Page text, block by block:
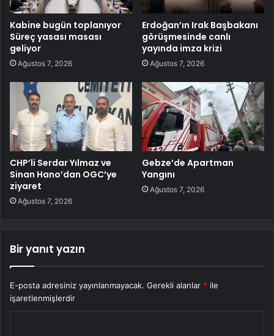
Kabine bugün toplanıyor
Süreç yasası masası
geliyor
Ağustos 7, 2026
Erdoğan’ın Irak Başbakanı
görüşmesinde canlı
yayında imza krizi
Ağustos 7, 2026
CHP’li Serdar Yılmaz ve
Sinan Hano’dan OGC’ye
ziyaret
Ağustos 7, 2026
Gebze’de Apartman
Yangını
Ağustos 7, 2026
Bir yanıt yazın
E-posta adresiniz yayınlanmayacak. Gerekli alanlar * ile
işaretlenmişlerdir